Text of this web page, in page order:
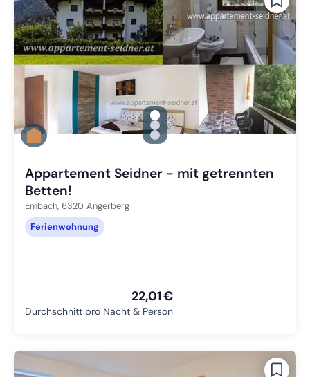
gallery.slide_selector
Zu Slide 1 wechseln
Zu Slide 2 wechseln
Zu Slide 3 wechseln
Appartement Seidner - mit getrennten
Betten!
Embach, 6320 Angerberg
Ferienwohnung
22,01 €
Durchschnitt pro Nacht & Person